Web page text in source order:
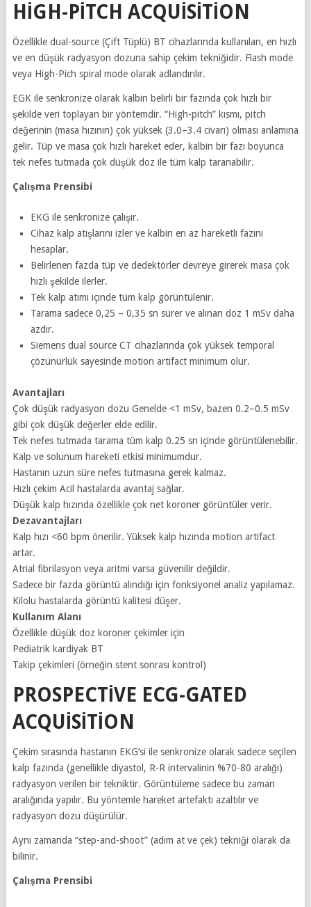
HIGH-PITCH ACQUISITION
Özellikle dual-source (Çift Tüplü) BT cihazlarında kullanılan, en hızlı
ve en düşük radyasyon dozuna sahip çekim tekniğidir. Flash mode
veya High-Pich spiral mode olarak adlandırılır.
EGK ile senkronize olarak kalbin belirli bir fazında çok hızlı bir
şekilde veri toplayan bir yöntemdir. “High-pitch” kısmı, pitch
değerinin (masa hızının) çok yüksek (3.0–3.4 civarı) olması anlamına
gelir. Tüp ve masa çok hızlı hareket eder, kalbin bir fazı boyunca
tek nefes tutmada çok düşük doz ile tüm kalp taranabilir.
Çalışma Prensibi
EKG ile senkronize çalışır.
Cihaz kalp atışlarını izler ve kalbin en az hareketli fazını
hesaplar.
Belirlenen fazda tüp ve dedektörler devreye girerek masa çok
hızlı şekilde ilerler.
Tek kalp atımı içinde tüm kalp görüntülenir.
Tarama sadece 0,25 – 0,35 sn sürer ve alınan doz 1 mSv daha
azdır.
Siemens dual source CT cihazlarında çok yüksek temporal
çözünürlük sayesinde motion artifact minimum olur.
Avantajları
Çok düşük radyasyon dozu Genelde <1 mSv, bazen 0.2–0.5 mSv
gibi çok düşük değerler elde edilir.
Tek nefes tutmada tarama tüm kalp 0.25 sn içinde görüntülenebilir.
Kalp ve solunum hareketi etkisi minimumdur.
Hastanın uzun süre nefes tutmasına gerek kalmaz.
Hızlı çekim Acil hastalarda avantaj sağlar.
Düşük kalp hızında özellikle çok net koroner görüntüler verir.
Dezavantajları
Kalp hızı <60 bpm önerilir. Yüksek kalp hızında motion artifact
artar.
Atrial fibrilasyon veya aritmi varsa güvenilir değildir.
Sadece bir fazda görüntü alındığı için fonksiyonel analiz yapılamaz.
Kilolu hastalarda görüntü kalitesi düşer.
Kullanım Alanı
Özellikle düşük doz koroner çekimler için
Pediatrik kardiyak BT
Takip çekimleri (örneğin stent sonrası kontrol)
PROSPECTIVE ECG-GATED
ACQUISITION
Çekim sırasında hastanın EKG’si ile senkronize olarak sadece seçilen
kalp fazında (genellikle diyastol, R-R intervalinin %70-80 aralığı)
radyasyon verilen bir tekniktir. Görüntüleme sadece bu zaman
aralığında yapılır. Bu yöntemle hareket artefaktı azaltılır ve
radyasyon dozu düşürülür.
Aynı zamanda “step-and-shoot” (adım at ve çek) tekniği olarak da
bilinir.
Çalışma Prensibi